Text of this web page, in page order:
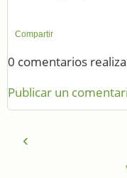
Compartir
0 comentarios
Publicar un
‹